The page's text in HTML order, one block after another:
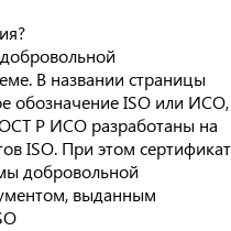
В названии страницы
обозначение ISO или ИСО,
Р ИСО разработаны на
ISO. При этом сертификат
добровольной
выданным